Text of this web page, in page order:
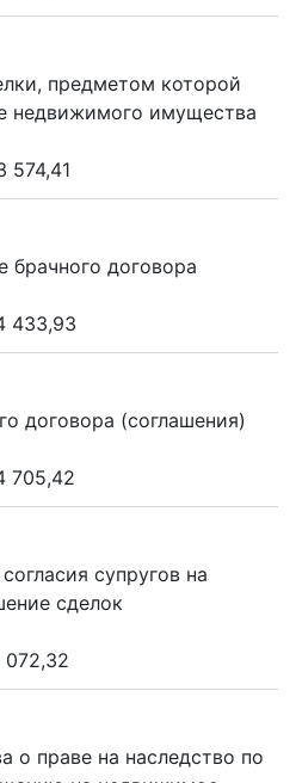
предметом которой
недвижимого имущества
574,41
брачного договора
433,93
договора (соглашения)
705,42
супругов на
сделок
072,32
о праве на наследство по